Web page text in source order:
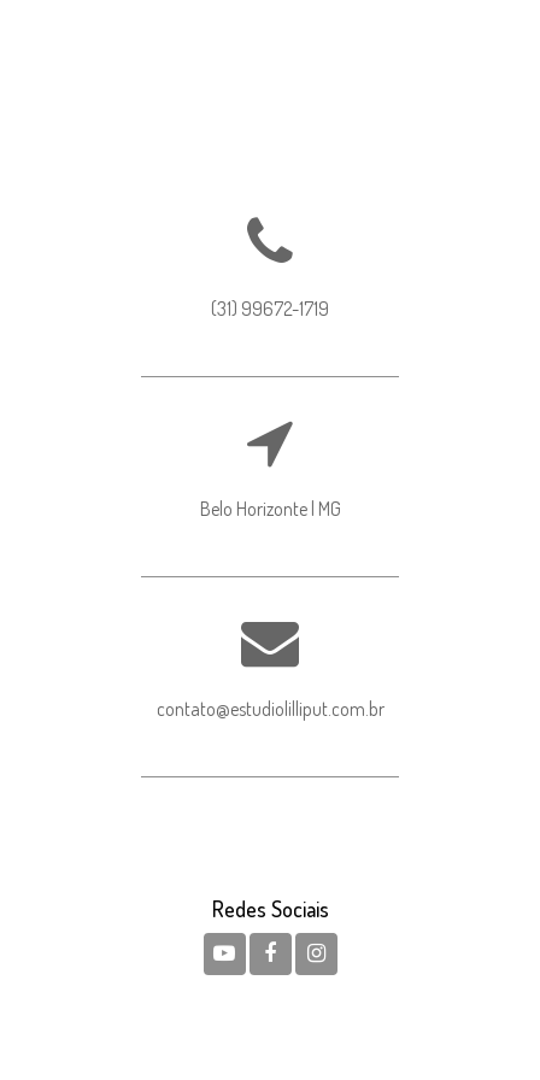
(31) 99672-1719
Belo Horizonte | MG
contato@estudiolilliput.com.br
Redes Sociais